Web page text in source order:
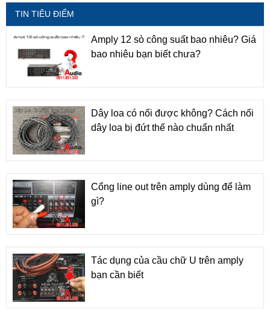
TIN TIÊU ĐIỂM
Amply 12 sò công suất bao nhiêu? Giá
bao nhiêu bạn biết chưa?
Dây loa có nối được không? Cách nối
dây loa bị đứt thế nào chuẩn nhất
Cổng line out trên amply dùng để làm
gì?
Tác dụng của cầu chữ U trên amply
bạn cần biết